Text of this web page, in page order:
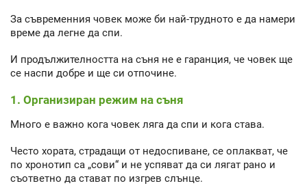
За съвременния човек може би най-трудното е да намери
време да легне да спи.
И продължителността на съня не е гаранция, че човек ще
се наспи добре и ще си отпочине.
1. Организиран режим на съня
Много е важно кога човек ляга да спи и кога става.
Често хората, страдащи от недоспиване, се оплакват, че
по хронотип са „сови“ и не успяват да си лягат рано и
съответно да стават по изгрев слънце.